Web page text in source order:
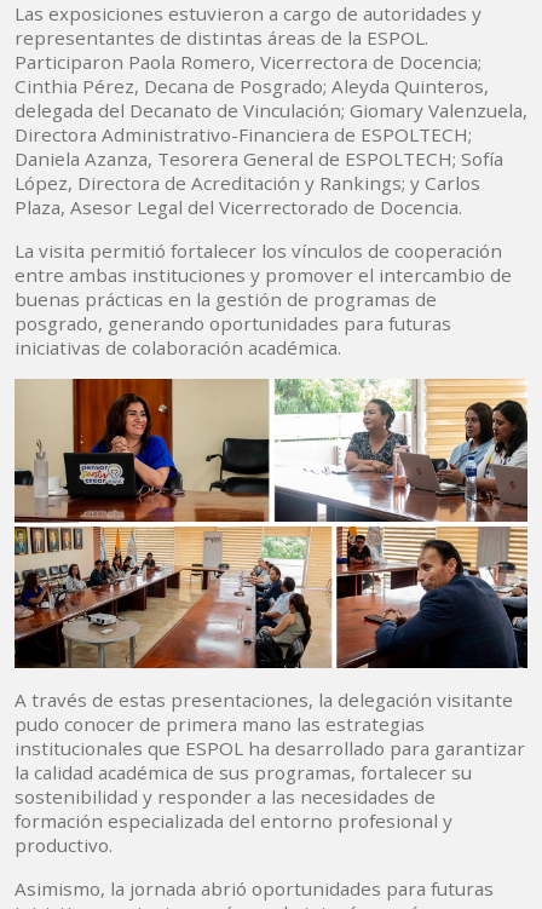
Las exposiciones estuvieron a cargo de autoridades y
representantes de distintas áreas de la ESPOL.
Participaron Paola Romero, Vicerrectora de Docencia;
Cinthia Pérez, Decana de Posgrado; Aleyda Quinteros,
delegada del Decanato de Vinculación; Giomary Valenzuela,
Directora Administrativo-Financiera de ESPOLTECH;
Daniela Azanza, Tesorera General de ESPOLTECH; Sofía
López, Directora de Acreditación y Rankings; y Carlos
Plaza, Asesor Legal del Vicerrectorado de Docencia.
La visita permitió fortalecer los vínculos de cooperación
entre ambas instituciones y promover el intercambio de
buenas prácticas en la gestión de programas de
posgrado, generando oportunidades para futuras
iniciativas de colaboración académica.
A través de estas presentaciones, la delegación visitante
pudo conocer de primera mano las estrategias
institucionales que ESPOL ha desarrollado para garantizar
la calidad académica de sus programas, fortalecer su
sostenibilidad y responder a las necesidades de
formación especializada del entorno profesional y
productivo.
Asimismo, la jornada abrió oportunidades para futuras